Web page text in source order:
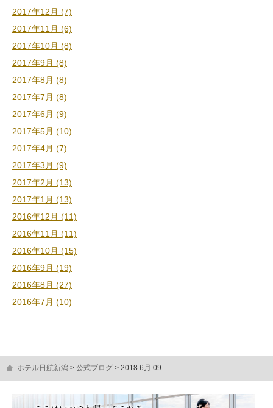
2017年12月 (7)
2017年11月 (6)
2017年10月 (8)
2017年9月 (8)
2017年8月 (8)
2017年7月 (8)
2017年6月 (9)
2017年5月 (10)
2017年4月 (7)
2017年3月 (9)
2017年2月 (13)
2017年1月 (13)
2016年12月 (11)
2016年11月 (11)
2016年10月 (15)
2016年9月 (19)
2016年8月 (27)
2016年7月 (10)
ホテル日航新潟 公式ブログ 2018 6月 09